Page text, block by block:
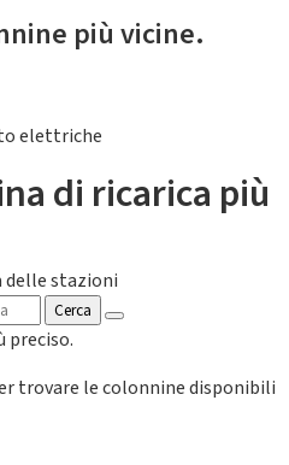
più vicine.
elettriche
di ricarica più
delle stazioni
Cerca
preciso.
trovare le colonnine disponibili